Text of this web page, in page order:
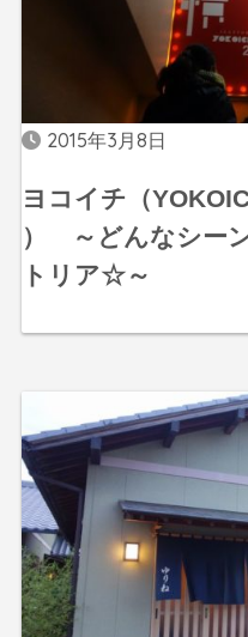
2015年3月8日
ヨコイチ（
） ～どんなシー
トリア☆～